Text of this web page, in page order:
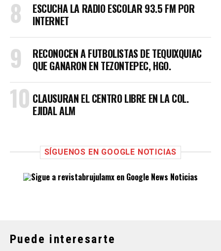
ESCUCHA LA RADIO ESCOLAR 93.5 FM POR
INTERNET
RECONOCEN A FUTBOLISTAS DE TEQUIXQUIAC
QUE GANARON EN TEZONTEPEC, HGO.
CLAUSURAN EL CENTRO LIBRE EN LA COL.
EJIDAL ALM
SÍGUENOS EN GOOGLE NOTICIAS
Puede interesarte